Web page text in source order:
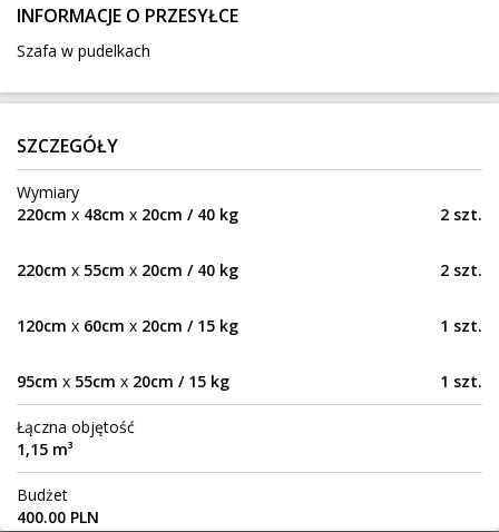
INFORMACJE O PRZESYŁCE
Szafa w pudelkach
SZCZEGÓŁY
Wymiary
220cm x 48cm x 20cm / 40 kg 2 szt.
220cm x 55cm x 20cm / 40 kg 2 szt.
120cm x 60cm x 20cm / 15 kg 1 szt.
95cm x 55cm x 20cm / 15 kg 1 szt.
Łączna objętość
1,15 m³
Budżet
400.00 PLN
Z: Balice
100 km
Do: Zubrzyca Górna
Do: Warszawa
Stare Babice- Nowy Targ
Z: Stare Babice
391 km 80 kg 2,43 m³ 400 zł
Warszawa-Rzeszów